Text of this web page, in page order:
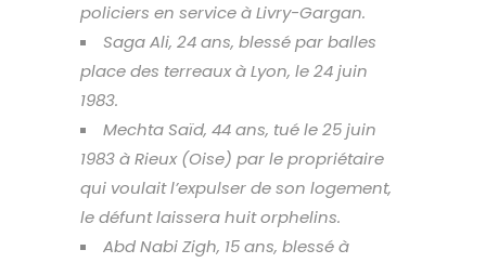
policiers en service à Livry-Gargan.
Saga Ali, 24 ans, blessé par balles
place des terreaux à Lyon, le 24 juin
1983.
Mechta Saïd, 44 ans, tué le 25 juin
1983 à Rieux (Oise) par le propriétaire
qui voulait l’expulser de son logement,
le défunt laissera huit orphelins.
Abd Nabi Zigh, 15 ans, blessé à